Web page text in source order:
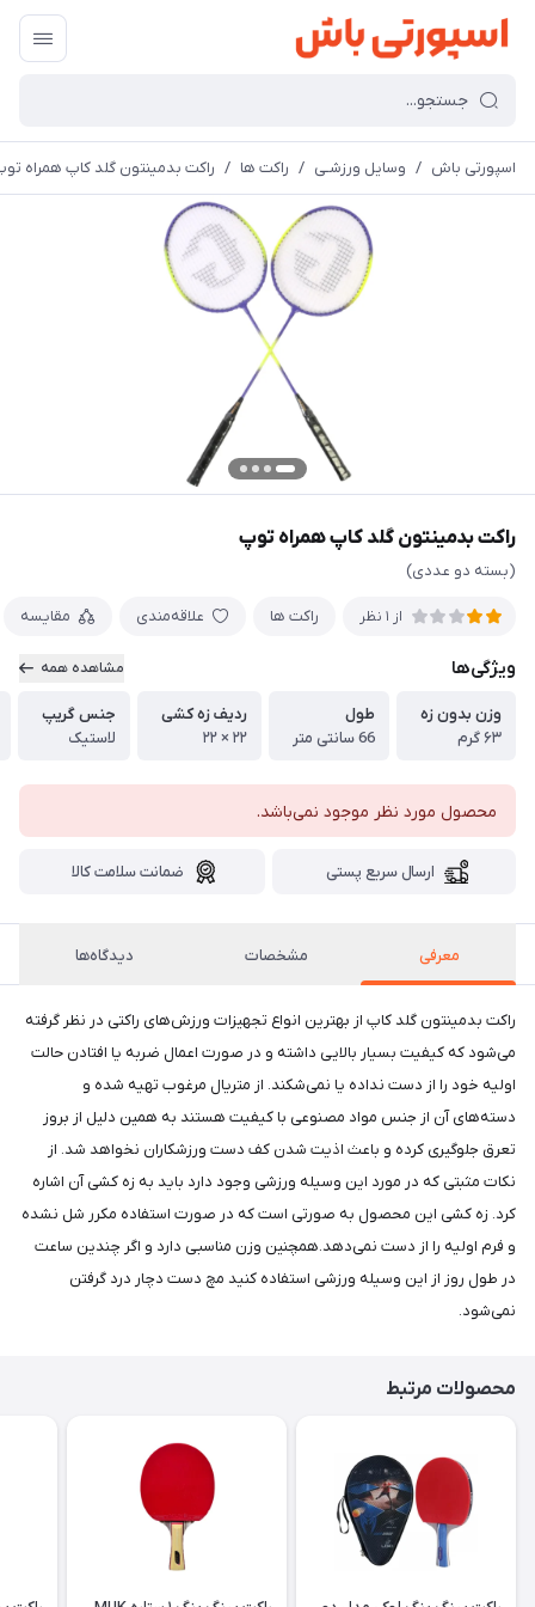
اسپورتی باش / وسایل ورزشـی / راکت ها / راکت بدمینتون گلد کاپ همراه
راکت بدمینتون گلد کاپ همراه توپ
(بسته دو عددی)
از 1 نظر راکت ها علاقه‌مندی مقایسه
ویژگی‌ها مشاهده همه
وزن بدون زه
۶۳ گرم
طول
66 سانتی متر
ردیف زه کشی
۲۲ × ۲۲
جنس گریپ
لاستیک
محصول مورد نظر موجود نمی‌باشد.
ارسال سریع پستی ضمانت سلامت کالا
معرفی مشخصات دیدگاه‌ها
راکت بدمینتون گلد کاپ از بهترین انواع تجهیزات ورزش‌های راکتی در نظر گرفته
می‌شود که کیفیت بسیار بالایی داشته و در صورت اعمال ضربه یا افتادن حالت
اولیه خود را از دست نداده یا نمی‌شکند. از متریال مرغوب تهیه شده و
دسته‌های آن از جنس مواد مصنوعی با کیفیت هستند به همین دلیل از بروز
تعرق جلوگیری کرده و باعث اذیت شدن کف دست ورزشکاران نخواهد شد. از
نکات مثبتی که در مورد این وسیله ورزشی وجود دارد باید به زه کشی آن اشاره
کرد. زه کشی این محصول به صورتی است که در صورت استفاده مکرر شل نشده
و فرم اولیه را از دست نمی‌دهد.همچنین وزن مناسبی دارد و اگر چندین ساعت
در طول روز از این وسیله ورزشی استفاده کنید مچ دست دچار درد گرفتن
نمی‌شود.
محصولات مرتبط